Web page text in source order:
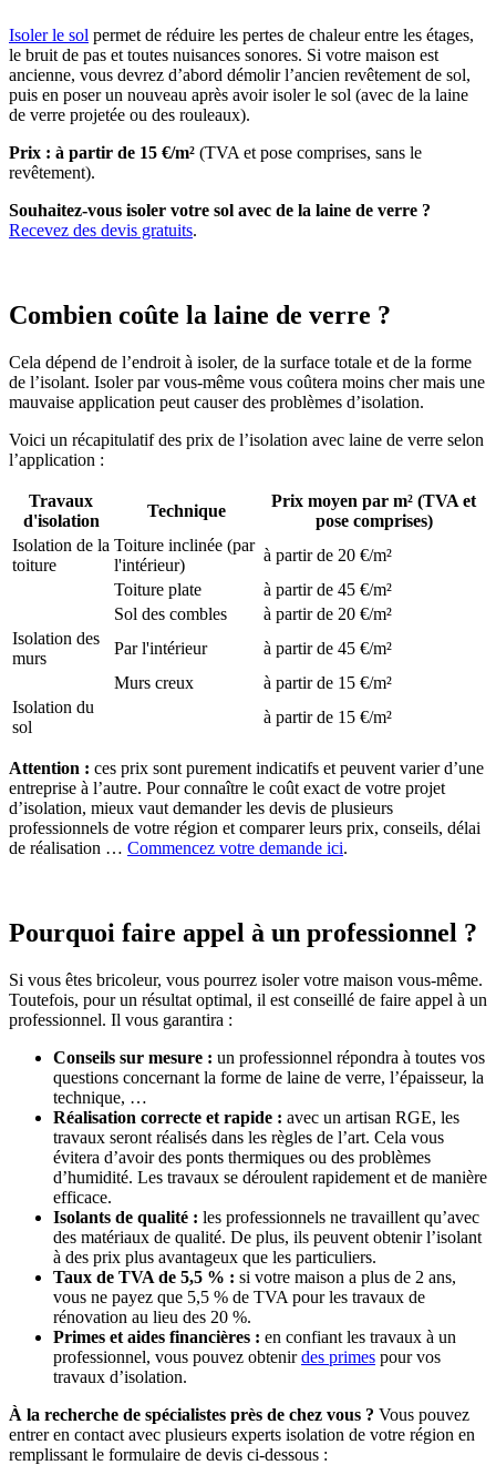
Isoler le sol permet de réduire les pertes de chaleur entre les étages,
le bruit de pas et toutes nuisances sonores. Si votre maison est
ancienne, vous devrez d’abord démolir l’ancien revêtement de sol,
puis en poser un nouveau après avoir isoler le sol (avec de la laine
de verre projetée ou des rouleaux).
Prix : à partir de 15 €/m² (TVA et pose comprises, sans le
revêtement).
Souhaitez-vous isoler votre sol avec de la laine de verre ?
Recevez des devis gratuits.
Combien coûte la laine de verre ?
Cela dépend de l’endroit à isoler, de la surface totale et de la forme
de l’isolant. Isoler par vous-même vous coûtera moins cher mais une
mauvaise application peut causer des problèmes d’isolation.
Voici un récapitulatif des prix de l’isolation avec laine de verre selon
l’application :
Travaux
d'isolation
Technique
Prix moyen par m² (TVA et
pose comprises)
Isolation de la
toiture
Toiture inclinée (par
l'intérieur)
à partir de 20 €/m²
Toiture plate
à partir de 45 €/m²
Sol des combles
à partir de 20 €/m²
Isolation des
murs
Par l'intérieur
à partir de 45 €/m²
Murs creux
à partir de 15 €/m²
Isolation du
sol
à partir de 15 €/m²
Attention : ces prix sont purement indicatifs et peuvent varier d’une
entreprise à l’autre. Pour connaître le coût exact de votre projet
d’isolation, mieux vaut demander les devis de plusieurs
professionnels de votre région et comparer leurs prix, conseils, délai
de réalisation … Commencez votre demande ici.
Pourquoi faire appel à un professionnel ?
Si vous êtes bricoleur, vous pourrez isoler votre maison vous-même.
Toutefois, pour un résultat optimal, il est conseillé de faire appel à un
professionnel. Il vous garantira :
Conseils sur mesure : un professionnel répondra à toutes vos
questions concernant la forme de laine de verre, l’épaisseur, la
technique, …
Réalisation correcte et rapide : avec un artisan RGE, les
travaux seront réalisés dans les règles de l’art. Cela vous
évitera d’avoir des ponts thermiques ou des problèmes
d’humidité. Les travaux se déroulent rapidement et de manière
efficace.
Isolants de qualité : les professionnels ne travaillent qu’avec
des matériaux de qualité. De plus, ils peuvent obtenir l’isolant
à des prix plus avantageux que les particuliers.
Taux de TVA de 5,5 % : si votre maison a plus de 2 ans,
vous ne payez que 5,5 % de TVA pour les travaux de
rénovation au lieu des 20 %.
Primes et aides financières : en confiant les travaux à un
professionnel, vous pouvez obtenirdes primes pour vos
travaux d’isolation.
À la recherche de spécialistes près de chez vous ? Vous pouvez
entrer en contact avec plusieurs experts isolation de votre région en
remplissant le formulaire de devis ci-dessous :